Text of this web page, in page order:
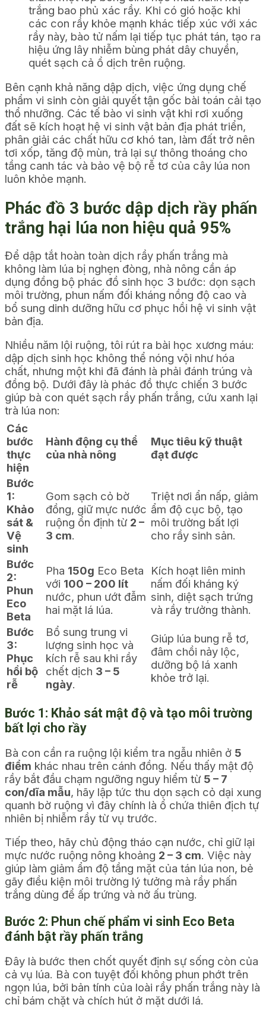
trắng bao phủ xác rầy. Khi có gió hoặc khi
các con rầy khỏe mạnh khác tiếp xúc với xác
rầy này, bào tử nấm lại tiếp tục phát tán, tạo ra
hiệu ứng lây nhiễm bùng phát dây chuyền,
quét sạch cả ổ dịch trên ruộng.
Bên cạnh khả năng dập dịch, việc ứng dụng chế
phẩm vi sinh còn giải quyết tận gốc bài toán cải tạo
thổ nhưỡng. Các tế bào vi sinh vật khi rơi xuống
đất sẽ kích hoạt hệ vi sinh vật bản địa phát triển,
phân giải các chất hữu cơ khó tan, làm đất trở nên
tơi xốp, tăng độ mùn, trả lại sự thông thoáng cho
tầng canh tác và bảo vệ bộ rễ tơ của cây lúa non
luôn khỏe mạnh.
Phác đồ 3 bước dập dịch rầy phấn
trắng hại lúa non hiệu quả 95%
Để dập tắt hoàn toàn dịch rầy phấn trắng mà
không làm lúa bị nghẹn đòng, nhà nông cần áp
dụng đồng bộ phác đồ sinh học 3 bước: dọn sạch
môi trường, phun nấm đối kháng nồng độ cao và
bổ sung dinh dưỡng hữu cơ phục hồi hệ vi sinh vật
bản địa.
Nhiều năm lội ruộng, tôi rút ra bài học xương máu:
dập dịch sinh học không thể nóng vội như hóa
chất, nhưng một khi đã đánh là phải đánh trúng và
đồng bộ. Dưới đây là phác đồ thực chiến 3 bước
giúp bà con quét sạch rầy phấn trắng, cứu xanh lại
trà lúa non:
Các
bước
thực
hiện
Hành động cụ thể
của nhà nông
Mục tiêu kỹ thuật
đạt được
Bước
1:
Khảo
sát &
Vệ
sinh
Gom sạch cỏ bờ
đồng, giữ mực nước
ruộng ổn định từ 2 –
3 cm.
Triệt nơi ẩn nấp, giảm
ẩm độ cục bộ, tạo
môi trường bất lợi
cho rầy sinh sản.
Bước
2:
Phun
Eco
Beta
Pha 150g Eco Beta
với 100 – 200 lít
nước, phun ướt đẫm
hai mặt lá lúa.
Kích hoạt liên minh
nấm đối kháng ký
sinh, diệt sạch trứng
và rầy trưởng thành.
Bước
3:
Phục
hồi bộ
rễ
Bổ sung trung vi
lượng sinh học và
kích rễ sau khi rầy
chết dịch 3 – 5
ngày.
Giúp lúa bung rễ tơ,
đâm chồi nảy lộc,
dưỡng bộ lá xanh
khỏe trở lại.
Bước 1: Khảo sát mật độ và tạo môi trường
bất lợi cho rầy
Bà con cần ra ruộng lội kiểm tra ngẫu nhiên ở 5
điểm khác nhau trên cánh đồng. Nếu thấy mật độ
rầy bắt đầu chạm ngưỡng nguy hiểm từ 5 – 7
con/dĩa mẫu, hãy lập tức thu dọn sạch cỏ dại xung
quanh bờ ruộng vì đây chính là ổ chứa thiên địch tự
nhiên bị nhiễm rầy từ vụ trước.
Tiếp theo, hãy chủ động tháo cạn nước, chỉ giữ lại
mực nước ruộng nông khoảng 2 – 3 cm. Việc này
giúp làm giảm ẩm độ tầng mặt của tán lúa non, bẻ
gãy điều kiện môi trường lý tưởng mà rầy phấn
trắng dùng để ấp trứng và nở ấu trùng.
Bước 2: Phun chế phẩm vi sinh Eco Beta
đánh bật rầy phấn trắng
Đây là bước then chốt quyết định sự sống còn của
cả vụ lúa. Bà con tuyệt đối không phun phớt trên
ngọn lúa, bởi bản tính của loài rầy phấn trắng này là
chỉ bám chặt và chích hút ở mặt dưới lá.